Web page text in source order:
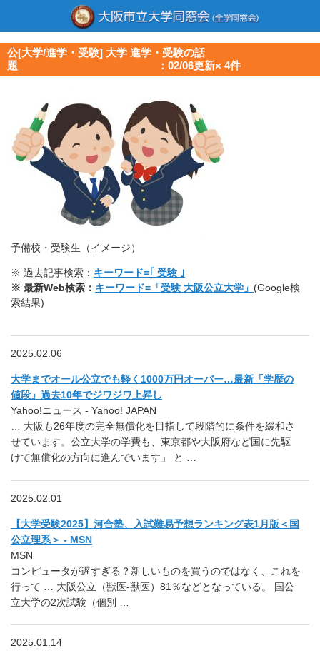
公[大学/進学・受験] 大学 進学・受験の話
題 ：02/06更新× 4件
予備校・受験生（イメージ）
※ 過去記事検索： キーワード=｢ 受験 ｣
※ 最新Web検索： キーワード=「受験 大阪公立大学」 (Google検
索結果)
2025.02.06
大学までオール公立でも軽く1000万円オーバー…最新「学歴の
値段」過去10年でジワジワ上昇し
Yahoo!ニュース - Yahoo! JAPAN
… 大阪も26年度の完全無償化を目指して段階的に条件を緩和さ
せています。公立大学の学費も、東京都や大阪府など国に先駆
けて無償化の方向に進んでいます」 と …
2025.02.01
【大学受験2025】河合塾、入試難易予想ランキング表1月版＜国
公立理系＞ - MSN
MSN
コンピュータが遅すぎる？新しいものを買うのではなく、これを
行って … 大阪公立（獣医-獣医）81％などとなっている。 国公
立大学の2次試験（個別 …
2025.01.14